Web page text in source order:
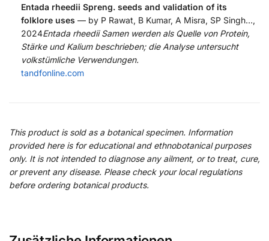
Entada rheedii Spreng. seeds and validation of its
folklore uses — by P Rawat, B Kumar, A Misra, SP Singh…,
2024Entada rheedii Samen werden als Quelle von Protein,
Stärke und Kalium beschrieben; die Analyse untersucht
volkstümliche Verwendungen.
tandfonline.com
This product is sold as a botanical specimen. Information
provided here is for educational and ethnobotanical purposes
only. It is not intended to diagnose any ailment, or to treat, cure,
or prevent any disease. Please check your local regulations
before ordering botanical products.